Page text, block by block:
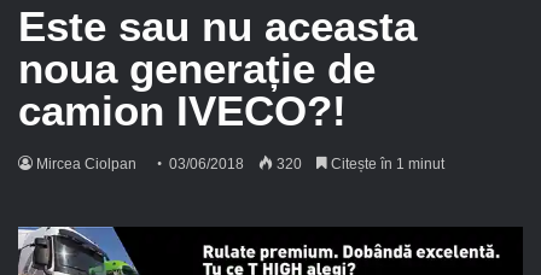
Este sau nu aceasta
noua generație de
camion IVECO?!
Mircea Ciolpan 03/06/2018 320 Citește în 1 minut